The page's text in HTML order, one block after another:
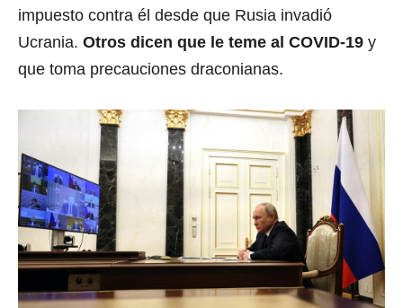
impuesto contra él desde que Rusia invadió
Ucrania. Otros dicen que le teme al COVID-19 y
que toma precauciones draconianas.